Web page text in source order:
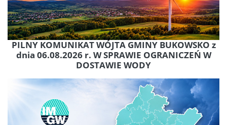
PILNY KOMUNIKAT WÓJTA GMINY BUKOWSKO z
dnia 06.08.2026 r. W SPRAWIE OGRANICZEŃ W
DOSTAWIE WODY